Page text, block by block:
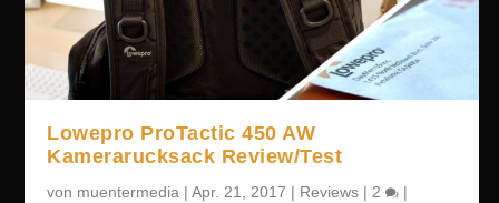
Lowepro ProTactic 450 AW
Kamerarucksack Review/Test
von muentermedia |Apr. 21, 2017 | Reviews | 2 |